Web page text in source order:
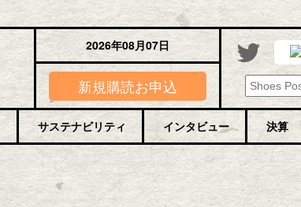
2026年08月07日
新規購読お申込
サステナビリティ インタビュー 決算